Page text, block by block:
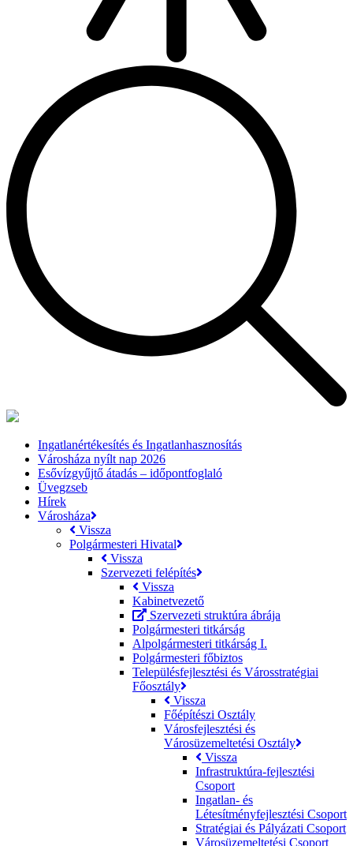
Ingatlanértékesítés és Ingatlanhasznosítás
Városháza nyílt nap 2026
Esővízgyűjtő átadás – időpontfoglaló
Üvegzseb
Hírek
Városháza
Vissza
Polgármesteri Hivatal
Vissza
Szervezeti felépítés
Vissza
Kabinetvezető
Szervezeti struktúra ábrája
Polgármesteri titkárság
Alpolgármesteri titkárság I.
Polgármesteri főbiztos
Településfejlesztési és Városstratégiai
Főosztály
Vissza
Főépítészi Osztály
Városfejlesztési és
Városüzemeltetési Osztály
Vissza
Infrastruktúra-fejlesztési
Csoport
Ingatlan- és
Létesítményfejlesztési Csoport
Stratégiai és Pályázati Csoport
Városüzemeltetési Csoport